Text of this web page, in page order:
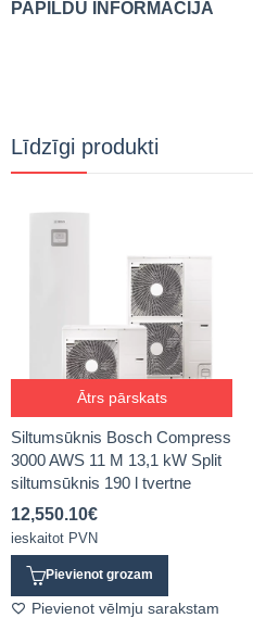
PAPILDU INFORMĀCIJA
Līdzīgi produkti
Ātrs pārskats
Siltumsūknis Bosch Compress
3000 AWS 11 M 13,1 kW Split
siltumsūknis 190 l tvertne
12,550.10€
ieskaitot PVN
Pievienot grozam
Pievienot vēlmju sarakstam